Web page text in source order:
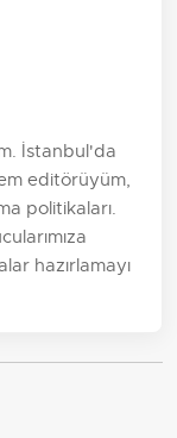
İstanbul'da
editörüyüm,
politikaları.
hazırlamayı